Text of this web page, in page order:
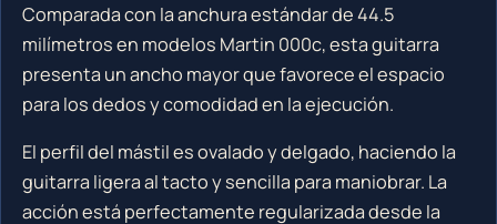
Comparada con la anchura estándar de 44.5
milímetros en modelos Martin 000c, esta guitarra
presenta un ancho mayor que favorece el espacio
para los dedos y comodidad en la ejecución.
El perfil del mástil es ovalado y delgado, haciendo la
guitarra ligera al tacto y sencilla para maniobrar. La
acción está perfectamente regularizada desde la